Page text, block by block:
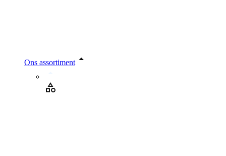
Ons assortiment